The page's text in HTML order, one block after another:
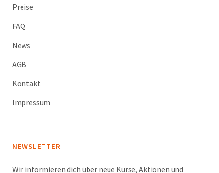
Preise
FAQ
News
AGB
Kontakt
Impressum
NEWSLETTER
Wir informieren dich über neue Kurse, Aktionen und